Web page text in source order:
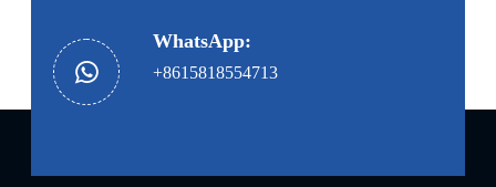
WhatsApp:
+8615818554713